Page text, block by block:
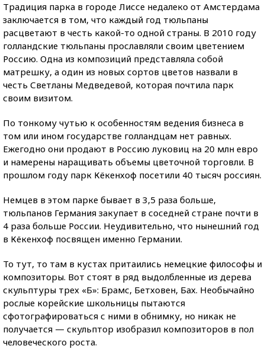
Традиция парка в городе Лиссе недалеко от Амстердама
заключается в том, что каждый год тюльпаны
расцветают в честь какой-то одной страны. В 2010 году
голландские тюльпаны прославляли своим цветением
Россию. Одна из композиций представляла собой
матрешку, а один из новых сортов цветов назвали в
честь Светланы Медведевой, которая почтила парк
своим визитом.
По тонкому чутью к особенностям ведения бизнеса в
том или ином государстве голландцам нет равных.
Ежегодно они продают в Россию луковиц на 20 млн евро
и намерены наращивать объемы цветочной торговли. В
прошлом году парк Кёкенхоф посетили 40 тысяч россиян.
Немцев в этом парке бывает в 3,5 раза больше,
тюльпанов Германия закупает в соседней стране почти в
4 раза больше России. Неудивительно, что нынешний год
в Кёкенхоф посвящен именно Германии.
То тут, то там в кустах притаились немецкие философы и
композиторы. Вот стоят в ряд выдолбленные из дерева
скульптуры трех «Б»: Брамс, Бетховен, Бах. Необычайно
рослые корейские школьницы пытаются
сфотографироваться с ними в обнимку, но никак не
получается — скульптор изобразил композиторов в пол
человеческого роста.